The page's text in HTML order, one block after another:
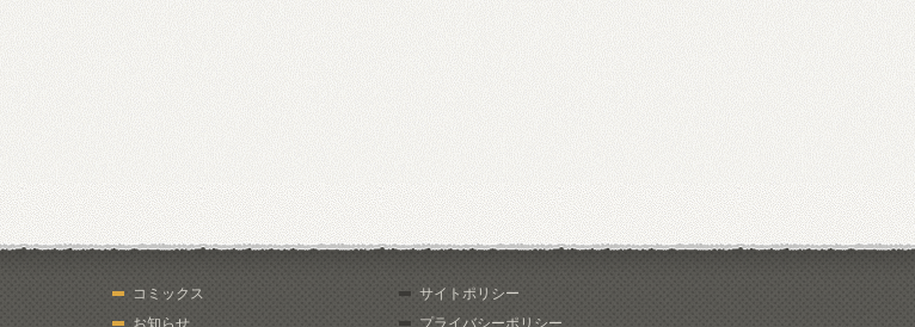
コミックス
お知らせ
サイトポリシー
プライバシーポリシー